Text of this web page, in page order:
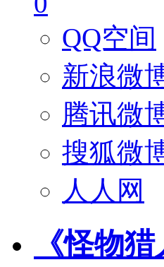
QQ空间
新浪微
腾讯微
搜狐微
人人网
《怪物